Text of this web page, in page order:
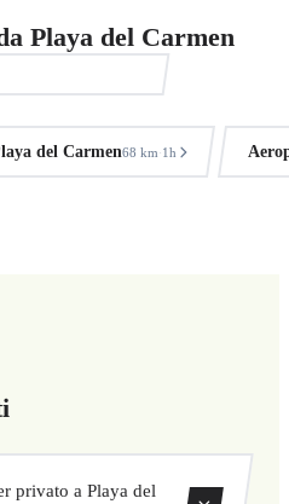
Playa del Carmen
del Carmen68 km·1h
privato a Playa del